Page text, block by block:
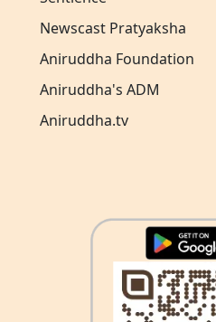
Newscast Pratyaksha
Aniruddha Foundation
Aniruddha's ADM
Aniruddha.tv